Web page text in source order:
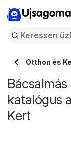
Otthon és
katalógus
Kert